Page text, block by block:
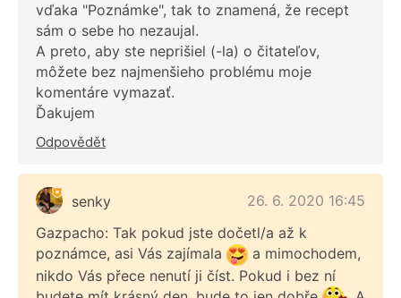
vďaka "Poznámke", tak to znamená, že recept
sám o sebe ho nezaujal.
A preto, aby ste neprišiel (-la) o čitateľov,
môžete bez najmenšieho problému moje
komentáre vymazať.
Ďakujem
Odpovědět
senky
26. 6. 2020 16:45
Gazpacho: Tak pokud jste dočetl/a až k
poznámce, asi Vás zajímala
a mimochodem,
nikdo Vás přece nenutí ji číst. Pokud i bez ní